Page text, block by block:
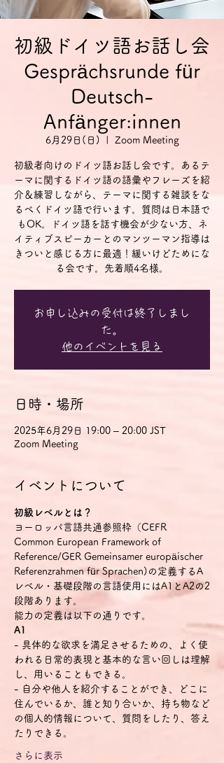
初級ドイツ語お話し会
Gesprächsrunde für
Deutsch-
Anfänger:innen
6月29日(日) Zoom Meeting
初級者向けのドイツ語お話し会です。あるテ
ーマに関するドイツ語の語彙やフレーズを紹
介＆練習しながら、テーマに関する雑談をな
るべくドイツ語で行います。質問は日本語で
もOK。ドイツ語を話す機会が少ない方、ネ
イティブスピーカーとのマンツーマン指導は
きついと感じる方に最適！緩いけどためにな
る会です。先着順4名様。
お申し込みの受付は終了しまし
た。
他のイベントを見る
日時・場所
2025年6月29日 19:00 – 20:00 JST
Zoom Meeting
イベントについて
初級レベルとは？
ヨーロッパ言語共通参照枠（CEFR
Common European Framework of
Reference/GER Gemeinsamer europäischer
Referenzrahmen für Sprachen)の定義するA
レベル・基礎段階の言語使用にはA1とA2の2
段階あります。
能力の定義は以下の通りです。
A1
- 具体的な欲求を満足させるための、よく使
われる日常的表現と基本的な言い回しは理解
し、用いることもできる。
- 自分や他人を紹介することができ、どこに
住んでいるか、誰と知り合いか、持ち物など
の個人的情報について、質問をしたり、答え
たりできる。
さらに表示